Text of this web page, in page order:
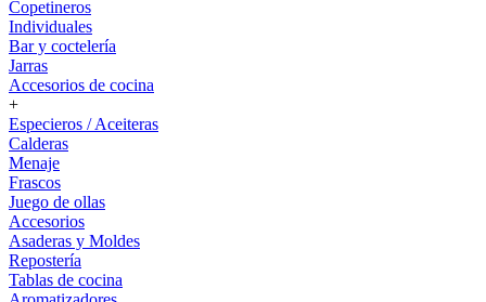
Copetineros
Individuales
Bar y coctelería
Jarras
Accesorios de cocina
+
Especieros / Aceiteras
Calderas
Menaje
Frascos
Juego de ollas
Accesorios
Asaderas y Moldes
Repostería
Tablas de cocina